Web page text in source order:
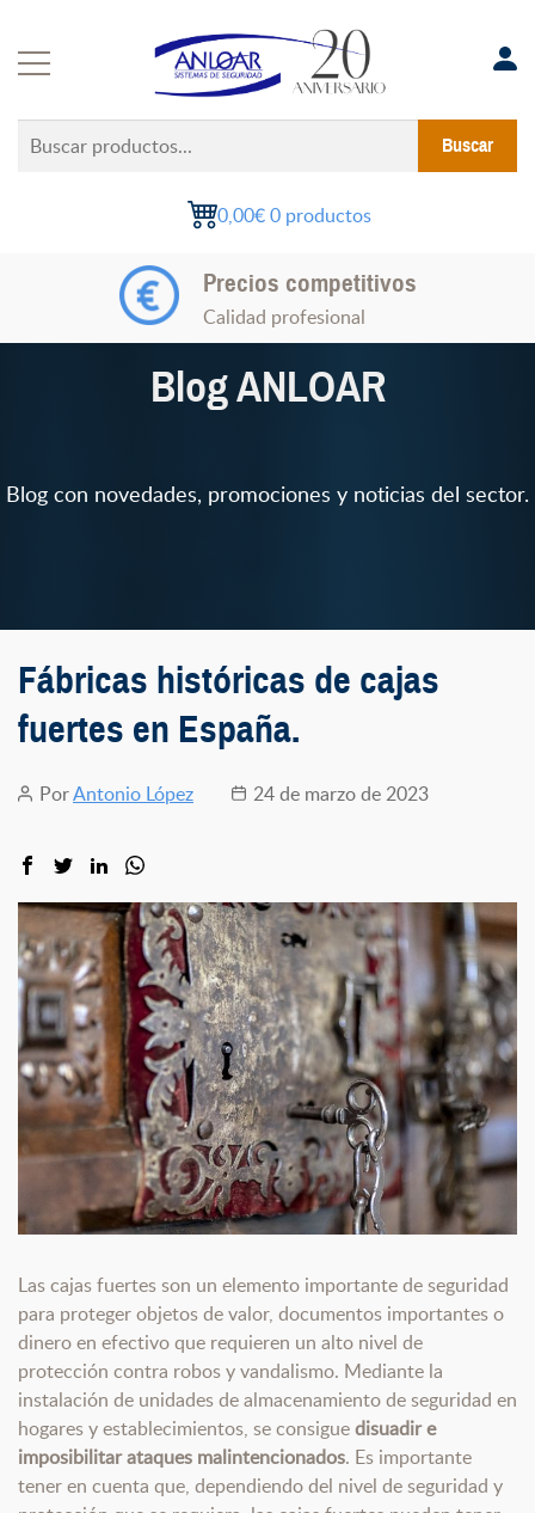
contenido
Buscar
productos...
Buscar
0,00€0 productos
Soluciones a medida
Experiencia en proyectos
Precios competitivos
Calidad profesional
Blog ANLOAR
Blog con novedades, promociones y noticias del sector.
Fábricas históricas de cajas
fuertes en España.
Autor
la
entrada
PorAntonio López
Fecha24 de marzo de 2023
Las cajas fuertes son un elemento importante de seguridad
para proteger objetos de valor, documentos importantes o
dinero en efectivo que requieren un alto nivel de
protección contra robos y vandalismo. Mediante la
instalación de unidades de almacenamiento de seguridad en
hogares y establecimientos, se consiguedisuadir e
imposibilitar ataques malintencionados. Es importante
tener en cuenta que, dependiendo del nivel de seguridad y